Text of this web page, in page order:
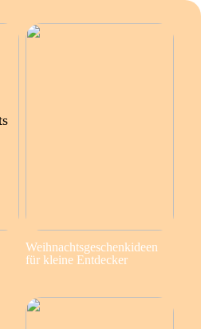
Weihnachtsgeschenkideen
für kleine Entdecker